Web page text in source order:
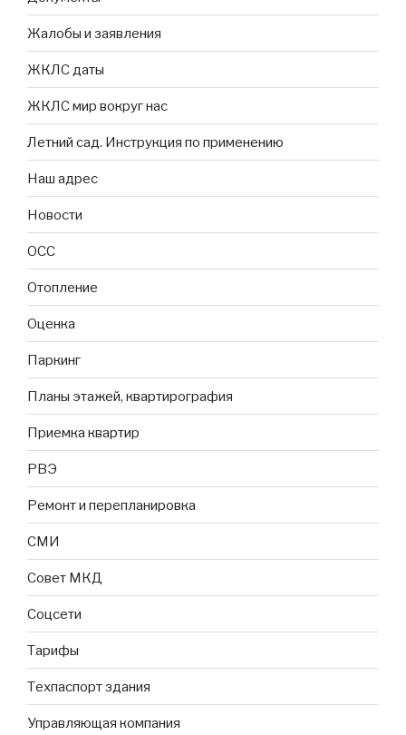
Жалобы и заявления
ЖКЛС даты
ЖКЛС мир вокруг нас
Летний сад. Инструкция по применению
Наш адрес
Новости
ОСС
Отопление
Оценка
Паркинг
Планы этажей, квартирография
Приемка квартир
РВЭ
Ремонт и перепланировка
СМИ
Совет МКД
Соцсети
Тарифы
Техпаспорт здания
Управляющая компания